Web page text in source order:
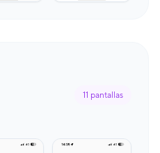
11 pantallas